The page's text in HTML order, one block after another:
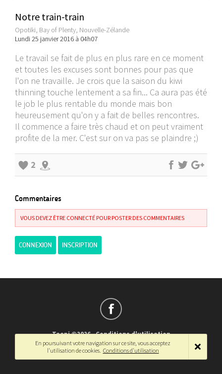
Notre train-train
Opotiki, Bay of Plenty, Nouvelle-Zélande
Lundi 25 janvier 2016 à 04h07
Le travail se fait de plus en plus rare en ce moment
et toutes les excuses sont bonnes pour pas que
l'on ne travaille. Je crois que la saison du kiwi
thinning touche lentement a sa fin... Ca aura pas été
le job le plus rentable du monde mais bon
heureusement qu'on y a fait de belles rencontres.
Il commence a faire très chaud et on peut vraiment
profite de la mer. C'est sur on va pas se plaindre ;)
2
Commentaires
VOUS DEVEZ ÊTRE CONNECTÉ POUR POSTER DES COMMENTAIRES
CONNEXION INSCRIPTION
Teepi ©2026-Conditions d'utilisation
Français-English
En poursuivant votre navigation sur ce site, vous acceptez
l'utilisation de cookies. Conditions d'utilisation